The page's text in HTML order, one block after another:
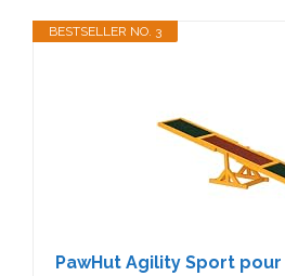
BESTSELLER NO. 3
PawHut Agility Sport